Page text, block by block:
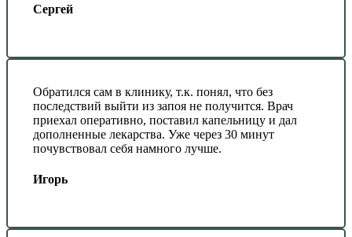
Сергей
Обратился сам в клинику, т.к. понял, что без
последствий выйти из запоя не получится. Врач
приехал оперативно, поставил капельницу и дал
дополненные лекарства. Уже через 30 минут
почувствовал себя намного лучше.
Игорь